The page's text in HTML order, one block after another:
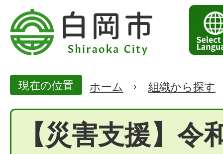
現在の位置 ホーム 組織から探す
【災害支援】令